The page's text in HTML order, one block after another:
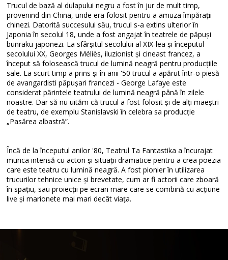
Trucul de bază al dulapului negru a fost în jur de mult timp,
provenind din China, unde era folosit pentru a amuza împărații
chinezi. Datorită succesului său, trucul s-a extins ulterior în
Japonia în secolul 18, unde a fost angajat în teatrele de păpuși
bunraku japonezi. La sfârșitul secolului al XIX-lea și începutul
secolului XX, Georges Méliès, iluzionist și cineast francez, a
început să folosească trucul de lumină neagră pentru producțiile
sale. La scurt timp a prins și în anii '50 trucul a apărut într-o piesă
de avangardisti păpușari francezi - George Lafaye este
considerat părintele teatrului de lumină neagră până în zilele
noastre. Dar să nu uităm că trucul a fost folosit și de alți maeștri
de teatru, de exemplu Stanislavski în celebra sa producție
„Pasărea albastră”.
Încă de la începutul anilor '80, Teatrul Ta Fantastika a încurajat
munca intensă cu actori și situații dramatice pentru a crea poezia
care este teatru cu lumină neagră. A fost pionier în utilizarea
trucurilor tehnice unice și brevetate, cum ar fi actorii care zboară
în spațiu, sau proiecții pe ecran mare care se combină cu acțiune
live și marionete mai mari decât viața.